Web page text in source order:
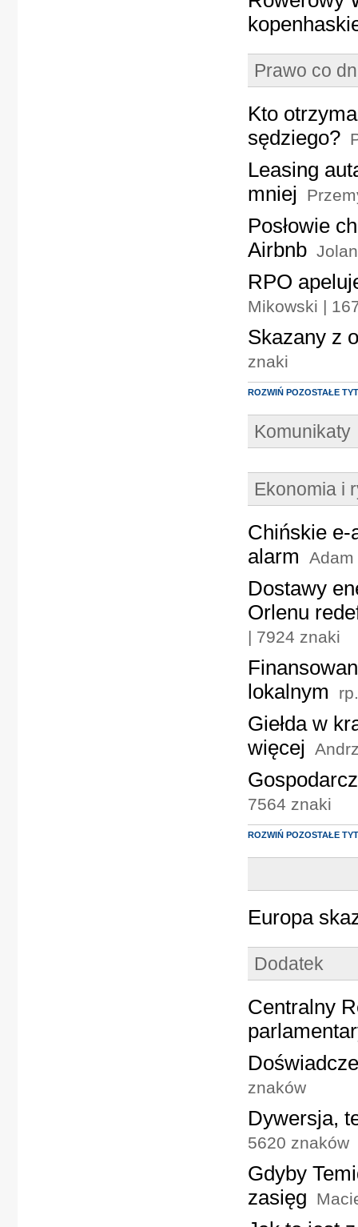
Prawo co
Kto
sędziego?
Leasing
mniej
Posłowie
Airbnb
RPO
Mikowski |
Skazany z
znaki
ROZWIŃ POZOSTAŁE
Komunikaty
Ekonomia i
Chińskie e-
alarm
Dostawy
Orlenu
| 7924 znaki
lokalnym
Giełda w
więcej
7564 znaki
ROZWIŃ POZOSTAŁE
Europa
Dodatek
Centralny
znaków
Dywersja,
5620 znaków
Gdyby
zasięg